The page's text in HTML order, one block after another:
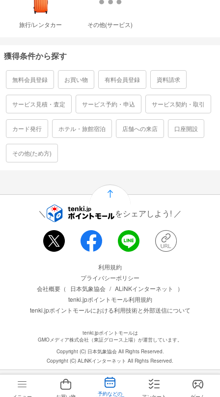
予約などの
旅行/レンタカー その他(サービス)
獲得条件から探す
無料会員登録 お買い物 有料会員登録 資料請求
サービス見積・査定 サービス予約・申込 サービス契約・取引
カード発行 ホテル・旅館宿泊 店舗への来店 口座開設
その他(ため方)
をシェアしよう!
利用規約
プライバシーポリシー
会社概要（
日本気象協会 / ALiNKインターネット
）
tenki.jpポイントモール利用規約
tenki.jpポイントモールにおける利用技術と外部送信について
tenki.jpポイントモールは
GMOメディア株式会社（東証グロース上場）が運営しています。
Copyright (C) 日本気象協会 All Rights Reserved.
Copyright (C) ALiNKインターネット All Rights Reserved.